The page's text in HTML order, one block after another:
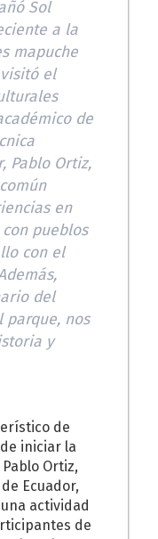
Sol
a la
mapuche
el
de
Pablo Ortiz,
en
pueblos
con el
del
parque, nos
y
de
iniciar la
Ortiz,
Ecuador,
actividad
de